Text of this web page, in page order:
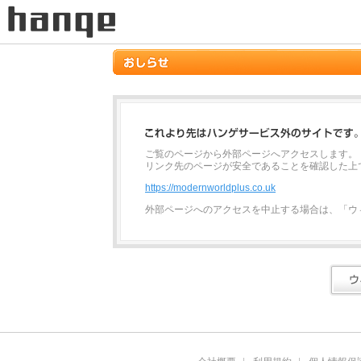
ご覧のページから外部ページへアクセスします。
リンク先のページが安全であることを確認した
https://modernworldplus.co.uk
外部ページへのアクセスを中止する場合は、「